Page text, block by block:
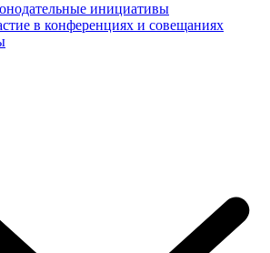
инициативы
в конференциях и совещаниях